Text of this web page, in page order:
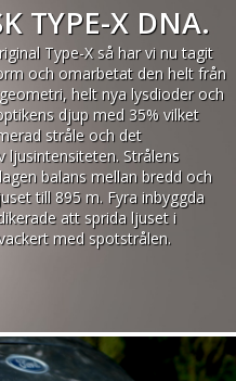
TYPE-X DNA.
Type-X så har vi nu tagit
och omarbetat den helt från
helt nya lysdioder och
djup med 35% vilket
stråle och det
ljusintensiteten. Strålens
balans mellan bredd och
till 895 m. Fyra inbyggda
att sprida ljuset i
med spotstrålen.